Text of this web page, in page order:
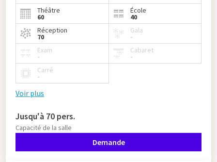
Théâtre
60
École
40
Réception
70
Gala
-
Exam
-
Cabaret
-
Carré
-
Voir plus
Jusqu'à 70 pers.
Capacité de la salle
Demande